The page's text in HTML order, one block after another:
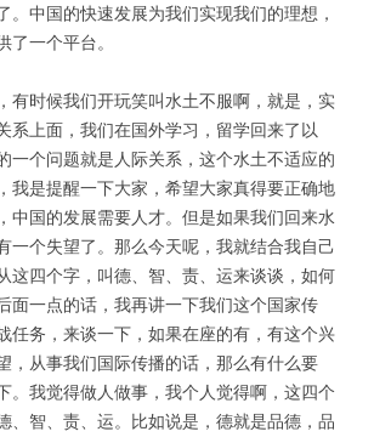
。中国的快速发展为我们实现我们的理想，
了一个平台。
有时候我们开玩笑叫水土不服啊，就是，实
系上面，我们在国外学习，留学回来了以
一个问题就是人际关系，这个水土不适应的
我是提醒一下大家，希望大家真得要正确地
中国的发展需要人才。但是如果我们回来水
一个失望了。那么今天呢，我就结合我自己
这四个字，叫德、智、责、运来谈谈，如何
面一点的话，我再讲一下我们这个国家传
任务，来谈一下，如果在座的有，有这个兴
，从事我们国际传播的话，那么有什么要
。我觉得做人做事，我个人觉得啊，这四个
、智、责、运。比如说是，德就是品德，品